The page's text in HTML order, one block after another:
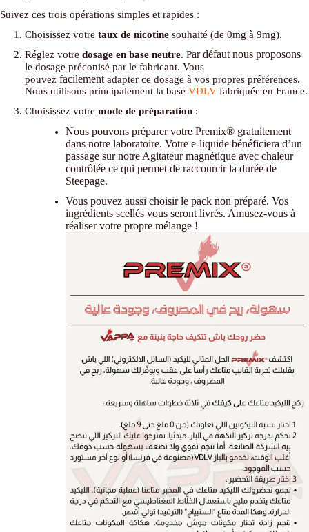
Suivez ces trois opérations simples et rapides :
Choisissez votretaux de nicotine souhaité (de 0mg à 9mg).
Réglez votredosage en base neutre. Par défaut nous proposons
le dosage préconisé par le fabricant. Vous
pouvezfacilement adapter ce dosage à vos propres préférences.
Nous utilisons principalement la baseVDLV fabriquée en France.
Choisissez votremode de préparation :
Nous pouvons préparervotre Premix® gratuitement
dans notre laboratoire. Votre e-liquide bénéficiera d’un
passage sur notre Agitateur magnétique avec chaleur
contrôlée ce qui permet de raccourcir la durée de
Steepage.
Vous pouvez aussi choisir le pack non préparé. Vos
ingrédients scellés vous seront livrés. Amusez-vous à
réaliser votre propre mélange !